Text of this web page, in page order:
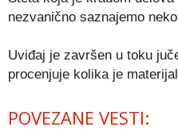
nezvanično saznajemo
Uviđaj je završen u toku
procenjuje kolika je
POVEZANE VESTI: